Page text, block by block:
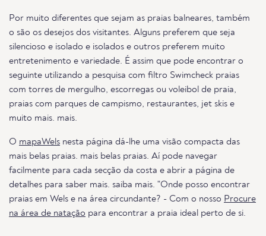
Por muito diferentes que sejam as praias balneares, também
o são os desejos dos visitantes. Alguns preferem que seja
silencioso e isolado e isolados e outros preferem muito
entretenimento e variedade. É assim que pode encontrar o
seguinte utilizando a pesquisa com filtro Swimcheck praias
com torres de mergulho, escorregas ou voleibol de praia,
praias com parques de campismo, restaurantes, jet skis e
muito mais. mais.
O mapaWels nesta página dá-lhe uma visão compacta das
mais belas praias. mais belas praias. Aí pode navegar
facilmente para cada secção da costa e abrir a página de
detalhes para saber mais. saiba mais. "Onde posso encontrar
praias em Wels e na área circundante? - Com o nosso Procure
na área de natação para encontrar a praia ideal perto de si.